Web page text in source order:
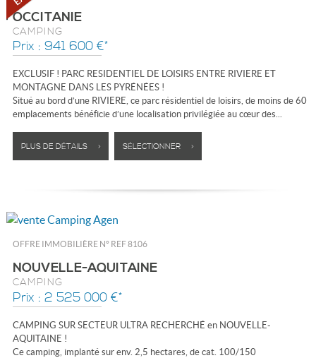
OCCITANIE
CAMPING
Prix : 941 600 €*
EXCLUSIF ! PARC RESIDENTIEL DE LOISIRS ENTRE RIVIERE ET
MONTAGNE DANS LES PYRÉNÉES !
Situé au bord d’une RIVIERE, ce parc résidentiel de loisirs, de moins de 60
emplacements bénéficie d’une localisation privilégiée au cœur des...
PLUS DE DÉTAILS > SÉLECTIONNER >
OFFRE IMMOBILIÈRE N° REF 8106
NOUVELLE-AQUITAINE
CAMPING
Prix : 2 525 000 €*
CAMPING SUR SECTEUR ULTRA RECHERCHÉ en NOUVELLE-
AQUITAINE !
Ce camping, implanté sur env. 2,5 hectares, de cat. 100/150